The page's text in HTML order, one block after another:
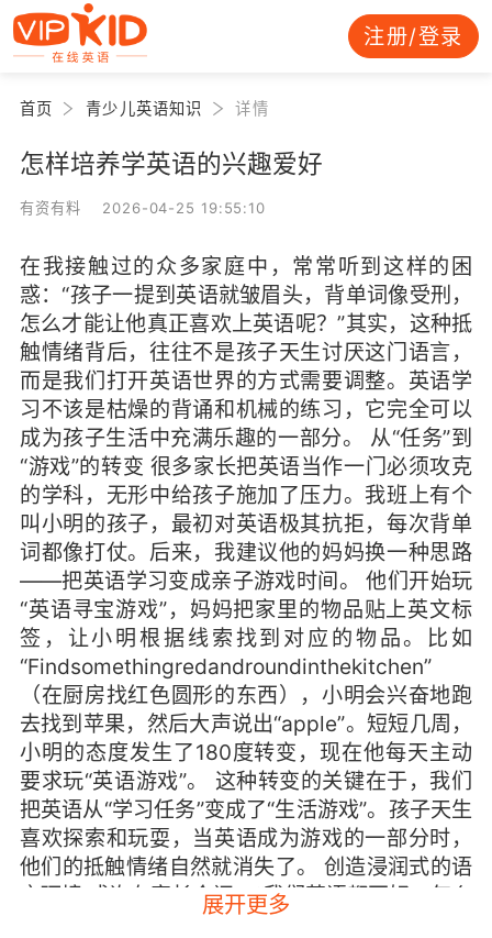
注册/登录
首页 青少儿英语知识 详情
怎样培养学英语的兴趣爱好
有资有料 2026-04-25 19:55:10
在我接触过的众多家庭中，常常听到这样的困
惑：“孩子一提到英语就皱眉头，背单词像受刑，
怎么才能让他真正喜欢上英语呢？”其实，这种抵
触情绪背后，往往不是孩子天生讨厌这门语言，
而是我们打开英语世界的方式需要调整。英语学
习不该是枯燥的背诵和机械的练习，它完全可以
成为孩子生活中充满乐趣的一部分。 从“任务”到
“游戏”的转变 很多家长把英语当作一门必须攻克
的学科，无形中给孩子施加了压力。我班上有个
叫小明的孩子，最初对英语极其抗拒，每次背单
词都像打仗。后来，我建议他的妈妈换一种思路
——把英语学习变成亲子游戏时间。 他们开始玩
“英语寻宝游戏”，妈妈把家里的物品贴上英文标
签，让小明根据线索找到对应的物品。比如
“Findsomethingredandroundinthekitchen”
（在厨房找红色圆形的东西），小明会兴奋地跑
去找到苹果，然后大声说出“apple”。短短几周，
小明的态度发生了180度转变，现在他每天主动
要求玩“英语游戏”。 这种转变的关键在于，我们
把英语从“学习任务”变成了“生活游戏”。孩子天生
喜欢探索和玩耍，当英语成为游戏的一部分时，
他们的抵触情绪自然就消失了。 创造浸润式的语
言环境 或许有家长会问：“我们英语都不好，怎么
给孩子创造环境？”其实，语言环境不一定要完
展开更多